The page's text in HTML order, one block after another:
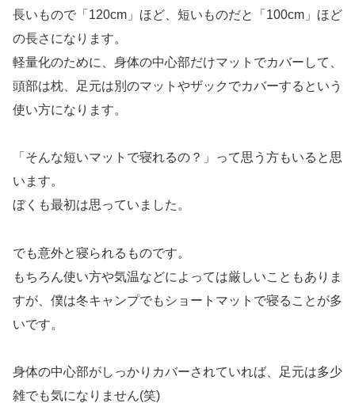
長いもので「120cm」ほど、短いものだと「100cm」ほど
の長さになります。
軽量化のために、身体の中心部だけマットでカバーして、
頭部は枕、足元は別のマットやザックでカバーするという
使い方になります。
「そんな短いマットで寝れるの？」って思う方もいると思
います。
ぼくも最初は思っていました。
でも意外と寝られるものです。
もちろん使い方や気温などによっては厳しいこともありま
すが、僕は冬キャンプでもショートマットで寝ることが多
いです。
身体の中心部がしっかりカバーされていれば、足元は多少
雑でも気になりません(笑)